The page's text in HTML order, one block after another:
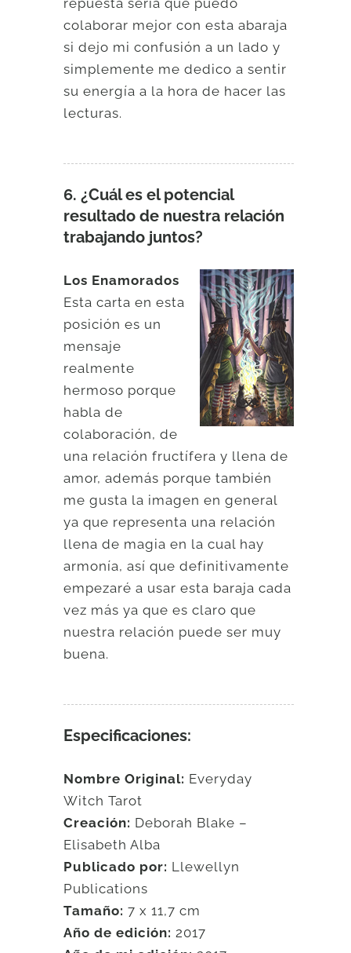
colaborar mejor con esta abaraja
si dejo mi confusión a un lado y
simplemente me dedico a sentir
su energía a la hora de hacer las
lecturas.
6. ¿Cuál es el potencial
resultado de nuestra relación
trabajando juntos?
Los Enamorados
Esta carta en esta
posición es un
mensaje
realmente
hermoso porque
habla de
colaboración, de
una relación fructífera y llena de
amor, además porque también
me gusta la imagen en general
ya que representa una relación
llena de magia en la cual hay
armonía, así que definitivamente
empezaré a usar esta baraja cada
vez más ya que es claro que
nuestra relación puede ser muy
buena.
Especificaciones:
Nombre Original: Everyday
Witch Tarot
Creación: Deborah Blake –
Elisabeth Alba
Publicado por: Llewellyn
Publications
Tamaño: 7 x 11,7 cm
Año de edición: 2017